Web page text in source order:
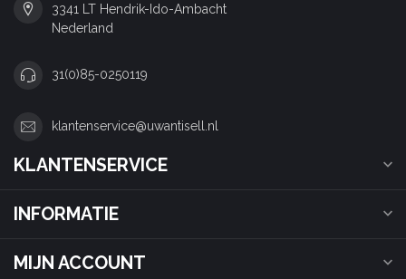
3341 LT Hendrik-Ido-Ambacht
Nederland
31(0)85-0250119
klantenservice@uwantisell.nl
KLANTENSERVICE
INFORMATIE
MIJN ACCOUNT